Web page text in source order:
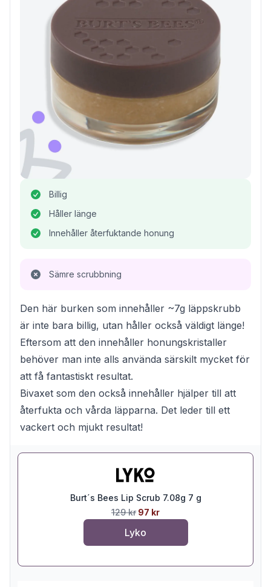
Billig
Håller länge
Innehåller återfuktande honung
Sämre scrubbning
Den här burken som innehåller ~7g läppskrubb
är inte bara billig, utan håller också väldigt länge!
Eftersom att den innehåller honungskristaller
behöver man inte alls använda särskilt mycket för
att få fantastiskt resultat.
Bivaxet som den också innehåller hjälper till att
återfukta och vårda läpparna. Det leder till ett
vackert och mjukt resultat!
Burt´s Bees Lip Scrub 7.08g 7 g
129 kr 97 kr
Lyko